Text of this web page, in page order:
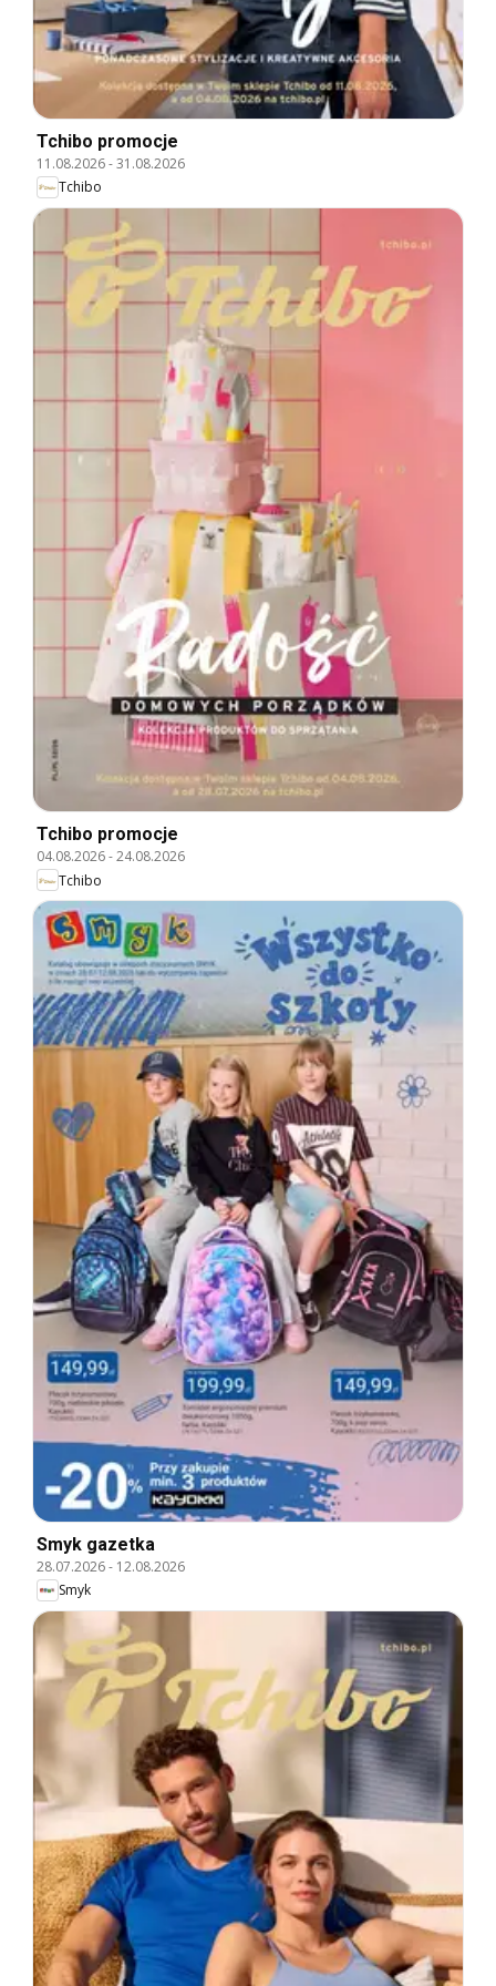
Tchibo promocje
11.08.2026-31.08.2026
Tchibo
Tchibo promocje
04.08.2026-24.08.2026
Tchibo
Smyk gazetka
28.07.2026- 12.08.2026
Smyk